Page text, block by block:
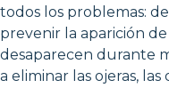
todos los problemas:
prevenir la aparición
desaparecen durante
a eliminar las ojeras,